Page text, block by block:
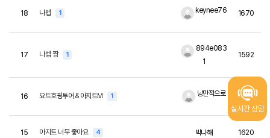
18 나벱 1 keynee76 1670
17 나벱 짱 1
894e083
1
1592
16 요트호핑투어 & 아지트M 1 낭만적으로 1697
15 아지트 너무 좋아요 4 박나해 1620
실시간 상담